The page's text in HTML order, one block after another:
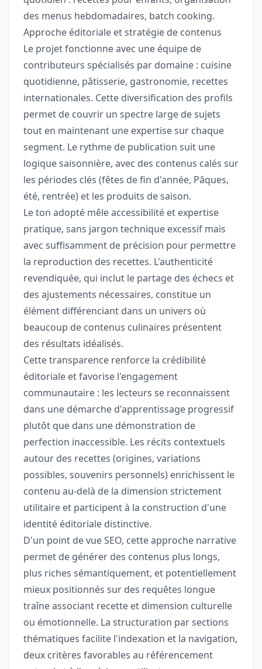
des menus hebdomadaires, batch cooking.
Approche éditoriale et stratégie de contenus
Le projet fonctionne avec une équipe de
contributeurs spécialisés par domaine : cuisine
quotidienne, pâtisserie, gastronomie, recettes
internationales. Cette diversification des profils
permet de couvrir un spectre large de sujets
tout en maintenant une expertise sur chaque
segment. Le rythme de publication suit une
logique saisonnière, avec des contenus calés sur
les périodes clés (fêtes de fin d'année, Pâques,
été, rentrée) et les produits de saison.
Le ton adopté mêle accessibilité et expertise
pratique, sans jargon technique excessif mais
avec suffisamment de précision pour permettre
la reproduction des recettes. L'authenticité
revendiquée, qui inclut le partage des échecs et
des ajustements nécessaires, constitue un
élément différenciant dans un univers où
beaucoup de contenus culinaires présentent
des résultats idéalisés.
Cette transparence renforce la crédibilité
éditoriale et favorise l'engagement
communautaire : les lecteurs se reconnaissent
dans une démarche d'apprentissage progressif
plutôt que dans une démonstration de
perfection inaccessible. Les récits contextuels
autour des recettes (origines, variations
possibles, souvenirs personnels) enrichissent le
contenu au-delà de la dimension strictement
utilitaire et participent à la construction d'une
identité éditoriale distinctive.
D'un point de vue SEO, cette approche narrative
permet de générer des contenus plus longs,
plus riches sémantiquement, et potentiellement
mieux positionnés sur des requêtes longue
traîne associant recette et dimension culturelle
ou émotionnelle. La structuration par sections
thématiques facilite l'indexation et la navigation,
deux critères favorables au référencement